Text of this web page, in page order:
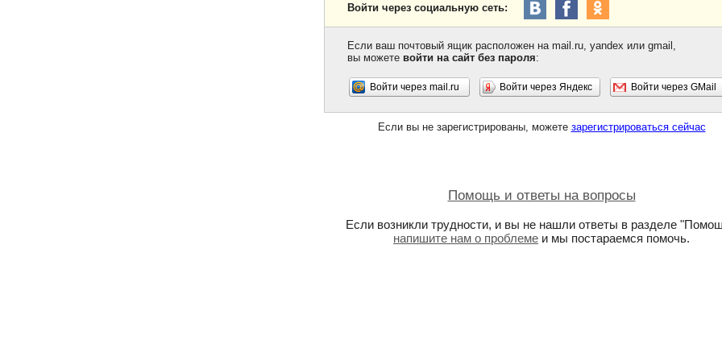
Войти через социальную сеть:
Если ваш почтовый ящик расположен на mail.ru, yandex или gmail,
вы можете войти на сайт без пароля:
Войти через mail.ru Войти через Яндекс Войти через GMail
Если вы не зарегистрированы, можете зарегистрироваться сейчас
Помощь и ответы на вопросы
Если возникли трудности, и вы не нашли ответы в разделе
напишите нам о проблеме и мы постараемся помочь.